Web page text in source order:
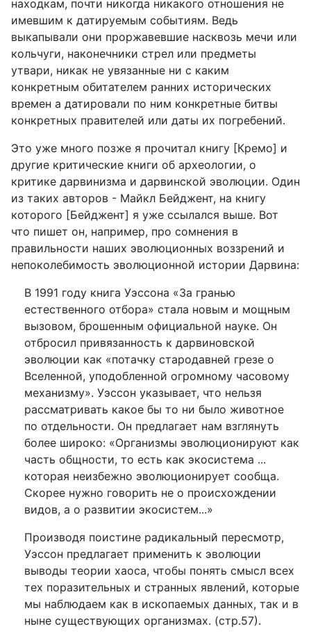
находкам, почти никогда никакого отношения не
имевшим к датируемым событиям. Ведь
выкапывали они проржавевшие насквозь мечи или
кольчуги, наконечники стрел или предметы
утвари, никак не увязанные ни с каким
конкретным обитателем ранних исторических
времен а датировали по ним конкретные битвы
конкретных правителей или даты их погребений.
Это уже много позже я прочитал книгу [Кремо] и
другие критические книги об археологии, о
критике дарвинизма и дарвинской эволюции. Один
из таких авторов - Майкл Бейджент, на книгу
которого [Бейджент] я уже ссылался выше. Вот
что пишет он, например, про сомнения в
правильности наших эволюционных воззрений и
непоколебимость эволюционной истории Дарвина:
В 1991 году книга Уэссона «За гранью
естественного отбора» стала новым и мощным
вызовом, брошенным официальной науке. Он
отбросил привязанность к дарвиновской
эволюции как «потачку стародавней грезе о
Вселенной, уподобленной огромному часовому
механизму». Уэссон указывает, что нельзя
рассматривать какое бы то ни было животное
по отдельности. Он предлагает нам взглянуть
более широко: «Организмы эволюционируют как
часть общности, то есть как экосистема ...
которая неизбежно эволюционирует сообща.
Скорее нужно говорить не о происхождении
видов, а о развитии экосистем...»
Производя поистине радикальный пересмотр,
Уэссон предлагает применить к эволюции
выводы теории хаоса, чтобы понять смысл всех
тех поразительных и странных явлений, которые
мы наблюдаем как в ископаемых данных, так и в
ныне существующих организмах. (стр.57).